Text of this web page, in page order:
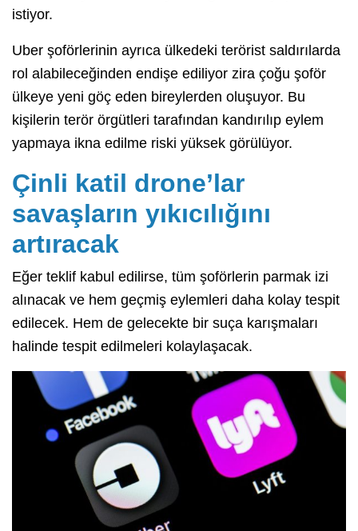
istiyor.
Uber şoförlerinin ayrıca ülkedeki terörist saldırılarda
rol alabileceğinden endişe ediliyor zira çoğu şoför
ülkeye yeni göç eden bireylerden oluşuyor. Bu
kişilerin terör örgütleri tarafından kandırılıp eylem
yapmaya ikna edilme riski yüksek görülüyor.
Çinli katil drone’lar
savaşların yıkıcılığını
artıracak
Eğer teklif kabul edilirse, tüm şoförlerin parmak izi
alınacak ve hem geçmiş eylemleri daha kolay tespit
edilecek. Hem de gelecekte bir suça karışmaları
halinde tespit edilmeleri kolaylaşacak.